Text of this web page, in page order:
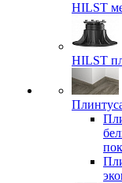
HILST
HILST